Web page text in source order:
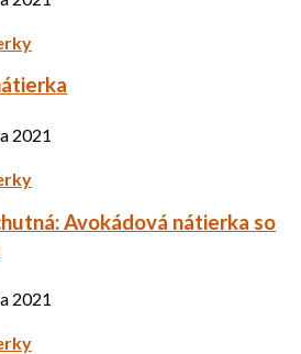
2021
Avokádová nátierka so
2021